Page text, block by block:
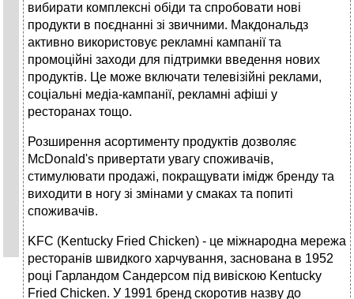
вибирати комплексні обіди та спробовати нові
продукти в поєднанні зі звичними. Макдональдз
активно використовує рекламні кампанії та
промоційні заходи для підтримки введення нових
продуктів. Це може включати телевізійні реклами,
соціальні медіа-кампанії, рекламні афіші у
ресторанах тощо.
Розширення асортименту продуктів дозволяє
McDonald's привертати увагу споживачів,
стимулювати продажі, покращувати імідж бренду та
виходити в ногу зі змінами у смаках та попиті
споживачів.
KFC (Kentucky Fried Chicken) - це міжнародна мережа
ресторанів швидкого харчування, заснована в 1952
році Гарландом Сандерсом під вивіскою Kentucky
Fried Chicken. У 1991 бренд скоротив назву до